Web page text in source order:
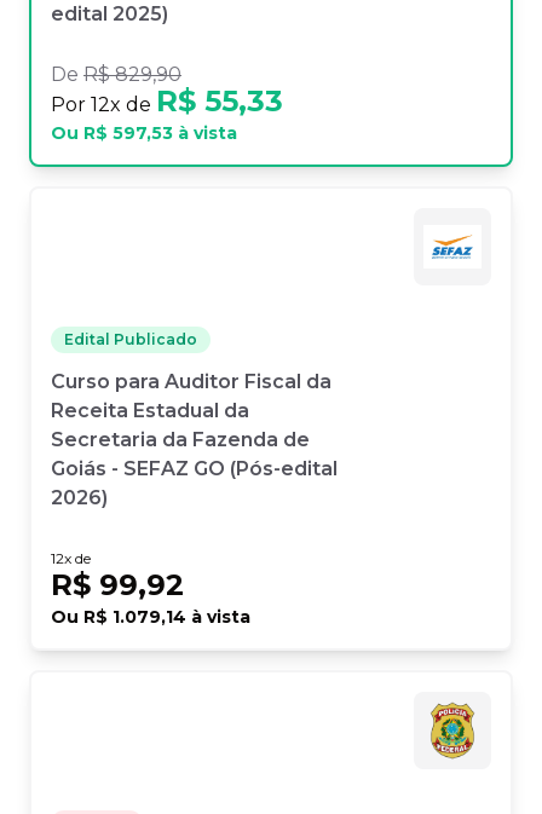
edital 2025)
De R$ 829,90
Por 12x de R$ 55,33
Ou R$ 597,53 à vista
Edital Publicado
Curso para Auditor Fiscal da
Receita Estadual da
Secretaria da Fazenda de
Goiás - SEFAZ GO (Pós-edital
2026)
12x de
R$ 99,92
Ou R$ 1.079,14 à vista